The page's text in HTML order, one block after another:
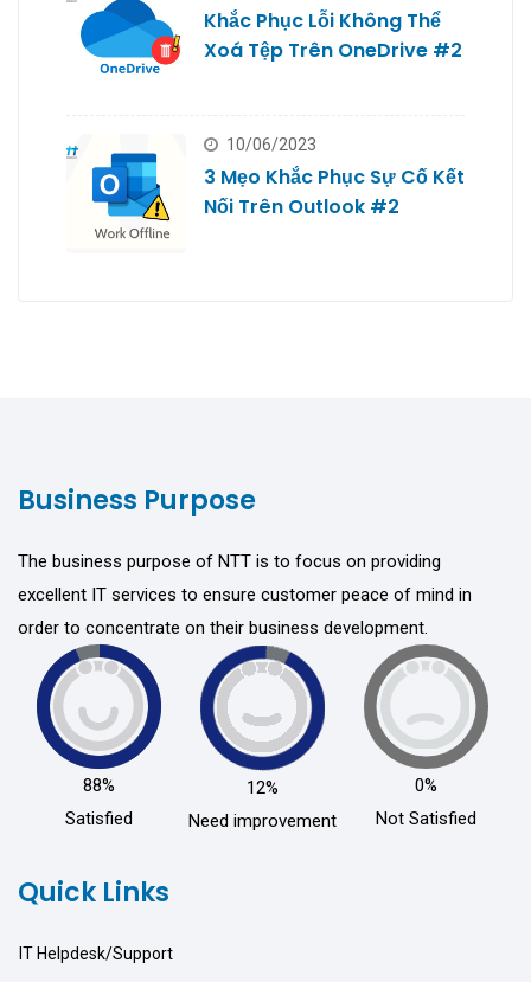
Khắc Phục Lỗi Không Thể
Xoá Tệp Trên OneDrive #2
10/06/2023
3 Mẹo Khắc Phục Sự Cố Kết
Nối Trên Outlook #2
Business Purpose
The business purpose of NTT is to focus on providing
excellent IT services to ensure customer peace of mind in
order to concentrate on their business development.
88%
Satisfied
12%
Need improvement
0%
Not Satisfied
Quick Links
IT Helpdesk/Support